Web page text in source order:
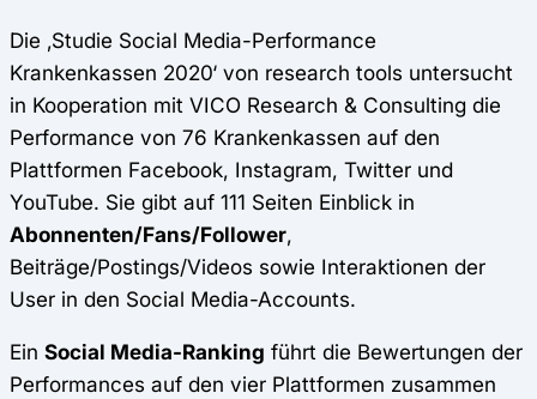
Die ‚Studie Social Media-Performance
Krankenkassen 2020‘ von research tools untersucht
in Kooperation mit VICO Research & Consulting die
Performance von 76 Krankenkassen auf den
Plattformen Facebook, Instagram, Twitter und
YouTube. Sie gibt auf 111 Seiten Einblick in
Abonnenten/Fans/Follower,
Beiträge/Postings/Videos sowie Interaktionen der
User in den Social Media-Accounts.
Ein Social Media-Ranking führt die Bewertungen der
Performances auf den vier Plattformen zusammen